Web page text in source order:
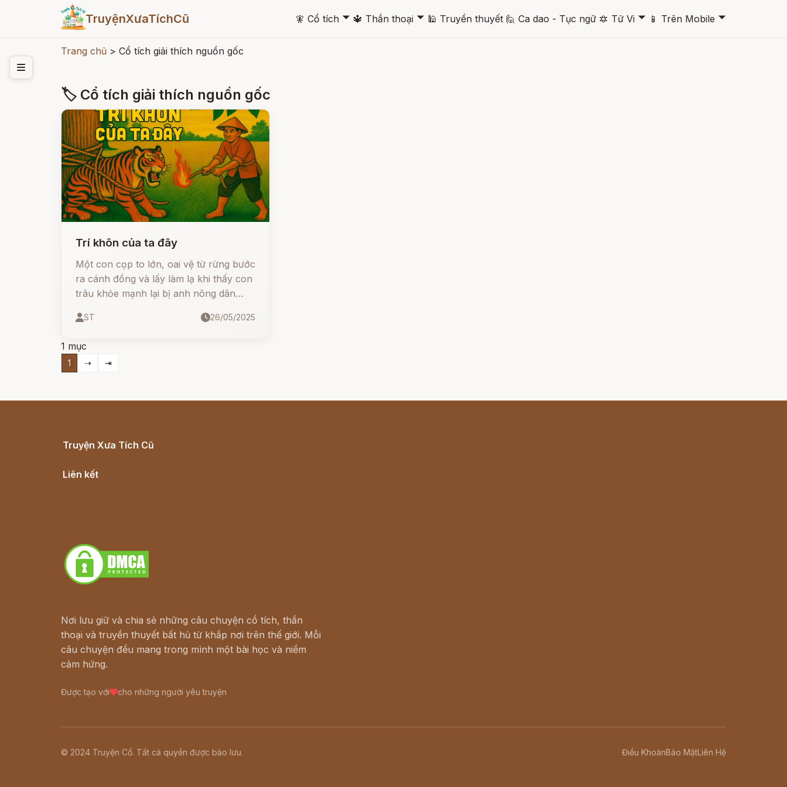
TruyệnXưaTíchCũ 🧚 Cổ tích 🞃 🔱 Thần thoại 🞃 🕌 Truyền thuyết 🙋 Ca dao - Tục ngữ 🔯 Tử Vi 🞃 📱 Trên Mobile 🞃
Trang chủ > Cổ tích giải thích nguồn gốc
🏷 Cổ tích giải thích nguồn gốc
Trí khôn của ta đây
Một con cọp to lớn, oai vệ từ rừng bước
ra cánh đồng và lấy làm lạ khi thấy con
trâu khỏe mạnh lại bị anh nông dân
“trí khôn”, cọp tò mò muốn xem tận
chính trí khôn ấy!
ST 26/05/2025
1 mục
1 ⇢ ⇥
Truyện Xưa Tích Cũ
Liên kết
Nơi lưu giữ và chia sẻ những câu chuyện cổ tích, thần
thoại và truyền thuyết bất hủ từ khắp nơi trên thế giới. Mỗi
câu chuyện đều mang trong mình một bài học và niềm
cảm hứng.
Được tạo với cho những người yêu truyện
© 2024 Truyện Cổ. Tất cả quyền được bảo lưu. Điều KhoảnBảo MậtLiên Hệ